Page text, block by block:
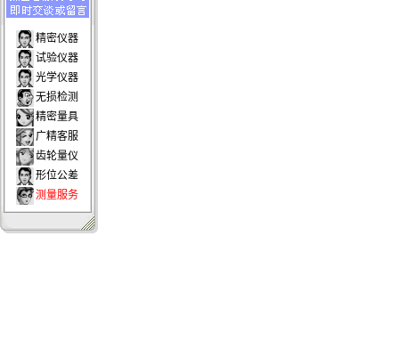
精密仪器
试验仪器
光学仪器
无损检测
精密量具
广精客服
齿轮量仪
形位公差
测量服务